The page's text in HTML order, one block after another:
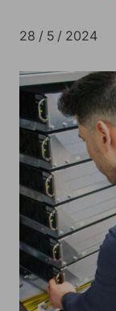
28 / 5 / 2024